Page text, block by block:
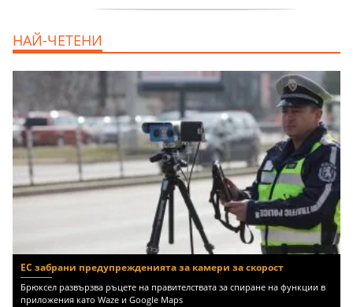
НАЙ-ЧЕТЕНИ
ЕС забрани предупрежденията за камери за скорост
Брюксел развързва ръцете на правителствата за спиране на функции в
приложения като Waze и Google Maps